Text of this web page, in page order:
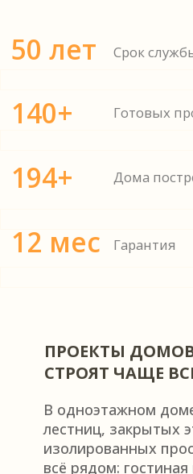
ПРОЕКТЫ
СТРОЯТ ЧАЩЕ
В одноэтажном
лестниц, закрытых
изолированных
всё рядом: гостиная